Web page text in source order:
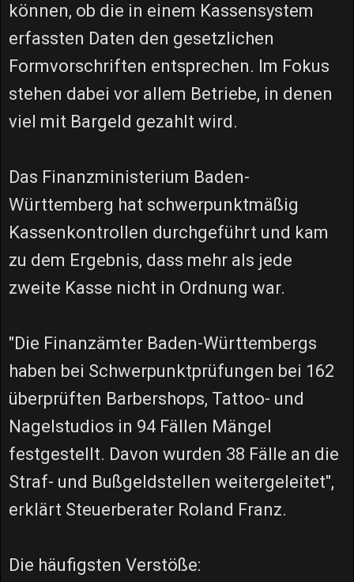
können, ob die in einem Kassensystem
erfassten Daten den gesetzlichen
Formvorschriften entsprechen. Im Fokus
stehen dabei vor allem Betriebe, in denen
viel mit Bargeld gezahlt wird.
Das Finanzministerium Baden-
Württemberg hat schwerpunktmäßig
Kassenkontrollen durchgeführt und kam
zu dem Ergebnis, dass mehr als jede
zweite Kasse nicht in Ordnung war.
"Die Finanzämter Baden-Württembergs
haben bei Schwerpunktprüfungen bei 162
überprüften Barbershops, Tattoo- und
Nagelstudios in 94 Fällen Mängel
festgestellt. Davon wurden 38 Fälle an die
Straf- und Bußgeldstellen weitergeleitet",
erklärt Steuerberater Roland Franz.
Die häufigsten Verstöße: